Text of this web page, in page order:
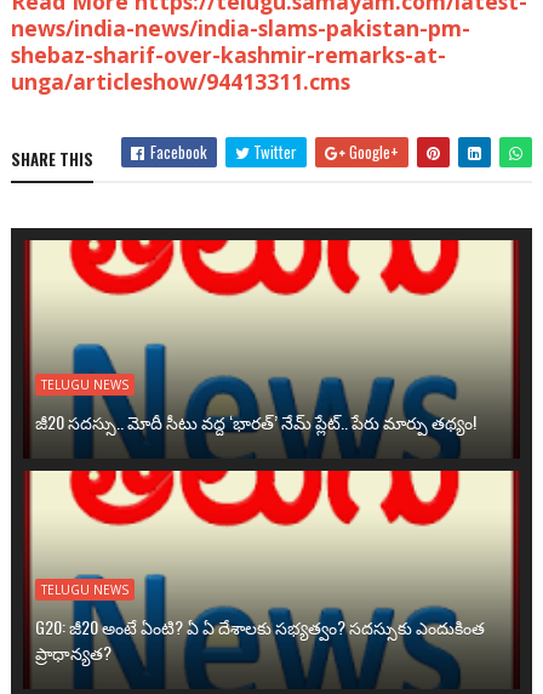
news/india-news/india-slams-pakistan-pm-
shebaz-sharif-over-kashmir-remarks-at-
unga/articleshow/94413311.cms
SHARE THIS Facebook Twitter Google+
TELUGU NEWS
జీ20 సదస్సు.. మోదీ సీటు వద్ద ‘భారత్’ నేమ్ ప్లేట్‌.. పేరు మార్పు తథ్యం!
TELUGU NEWS
G20: జీ20 అంటే ఏంటి? ఏ ఏ దేశాలకు సభ్యత్వం? సదస్సుకు ఎందుకింత
ప్రాధాన్యత?